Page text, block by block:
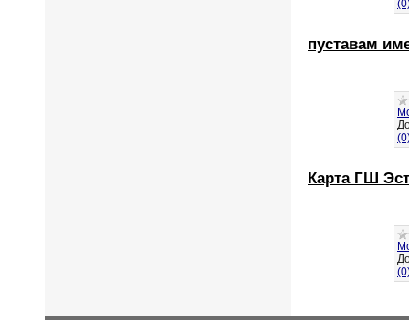
пуставам
Карта ГШ